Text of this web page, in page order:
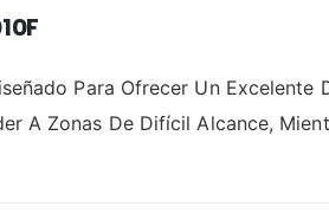
Para Ofrecer Un Excelente
A Zonas De Difícil Alcance,